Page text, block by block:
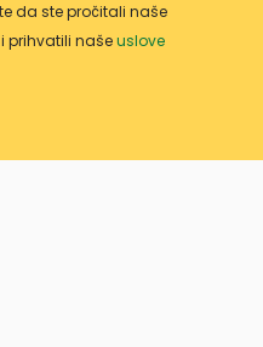
da ste pročitali naše
i prihvatili našeuslove